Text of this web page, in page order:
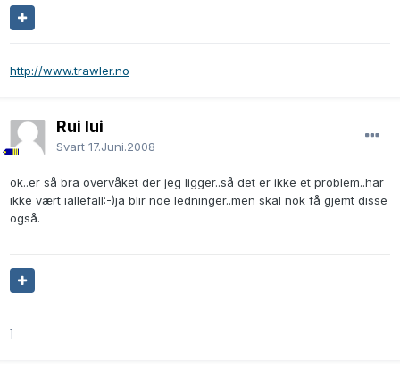
http://www.trawler.no
Rui lui
Svart 17.Juni.2008
ok..er så bra overvåket der jeg ligger..så det er ikke et problem..har
ikke vært iallefall:-)ja blir noe ledninger..men skal nok få gjemt disse
også.
]